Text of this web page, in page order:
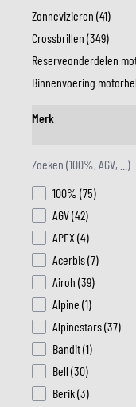
Zonnevizieren (41
products available
)
Crossbrillen (349
products available
)
Reserveonderdelen
products available
Binnenvoering
products available
Merk
100% (75products
)
AGV(42products
)
APEX(4products
)
Acerbis(7products
)
Airoh (39products
)
Alpine (1products
)
Alpinestars(37)
Bandit(1products
)
Bell (30products
)
Berik(3products
)